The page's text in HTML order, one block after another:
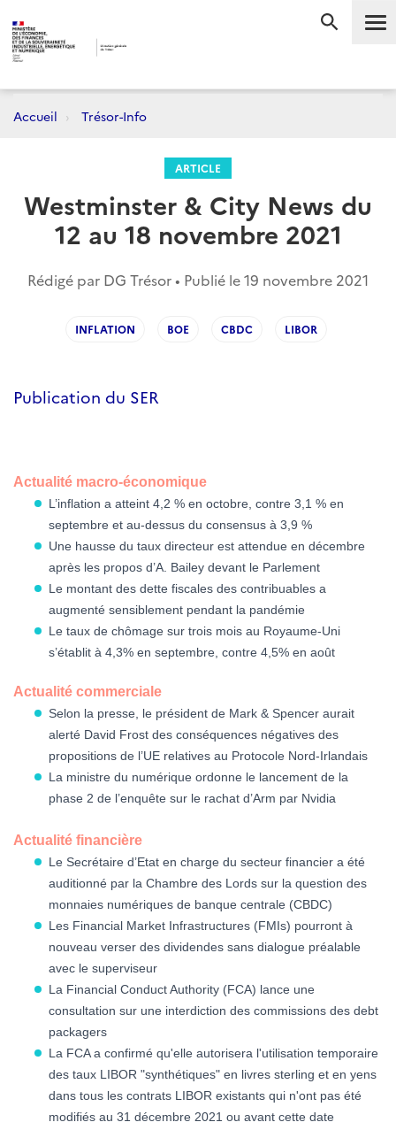
Accueil Trésor-Info
ARTICLE
Westminster & City News du
12 au 18 novembre 2021
Rédigé par DG Trésor • Publié le19 novembre 2021
INFLATION BOE CBDC LIBOR
Publication du SER
Actualité macro-économique
L’inflation a atteint 4,2 % en octobre, contre 3,1 % en
septembre et au-dessus du consensus à 3,9 %
Une hausse du taux directeur est attendue en décembre
après les propos d’A. Bailey devant le Parlement
Le montant des dette fiscales des contribuables a
augmenté sensiblement pendant la pandémie
Le taux de chômage sur trois mois au Royaume-Uni
s’établit à 4,3% en septembre, contre 4,5% en août
Actualité commerciale
Selon la presse, le président de Mark & Spencer aurait
alerté David Frost des conséquences négatives des
propositions de l’UE relatives au Protocole Nord-Irlandais
La ministre du numérique ordonne le lancement de la
phase 2 de l’enquête sur le rachat d’Arm par Nvidia
Actualité financière
Le Secrétaire d’Etat en charge du secteur financier a été
auditionné par la Chambre des Lords sur la question des
monnaies numériques de banque centrale (CBDC)
Les Financial Market Infrastructures (FMIs) pourront à
nouveau verser des dividendes sans dialogue préalable
avec le superviseur
La Financial Conduct Authority (FCA) lance une
consultation sur une interdiction des commissions des debt
packagers
La FCA a confirmé qu'elle autorisera l'utilisation temporaire
des taux LIBOR "synthétiques" en livres sterling et en yens
dans tous les contrats LIBOR existants qui n'ont pas été
modifiés au 31 décembre 2021 ou avant cette date